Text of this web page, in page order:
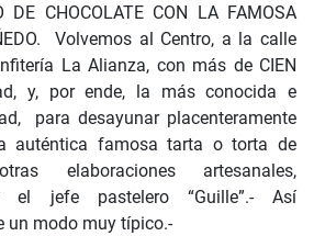
DE CHOCOLATE CON LA FAMOSA
Volvemos al Centro, a la calle
La Alianza, con más de CIEN
y, por ende, la más conocida e
para desayunar placenteramente
auténtica famosa tarta o torta de
elaboraciones artesanales,
el jefe pastelero “Guille”.- Así
un modo muy típico.-